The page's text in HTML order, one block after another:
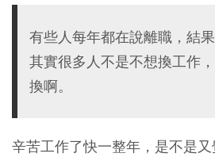
有些人每年都在說離職，結果
其實很多人不是不想換工作
換啊。
辛苦工作了快一整年，是不是